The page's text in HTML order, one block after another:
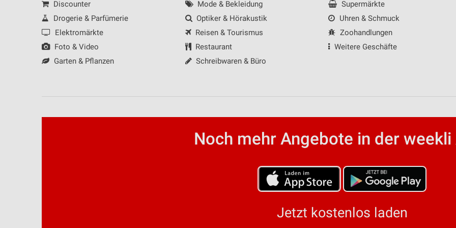
Discounter
Drogerie & Parfümerie
Elektromärkte
Foto & Video
Garten & Pflanzen
Mode & Bekleidung
Optiker & Hörakustik
Reisen & Tourismus
Restaurant
Schreibwaren & Büro
Supermärkte
Uhren & Schmuck
Zoohandlungen
Weitere Geschäfte
Noch mehr Angebote in der weekli
Jetzt kostenlos laden